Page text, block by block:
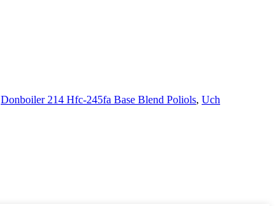
Donboiler 214 Hfc-245fa Base Blend Poliols, Uch